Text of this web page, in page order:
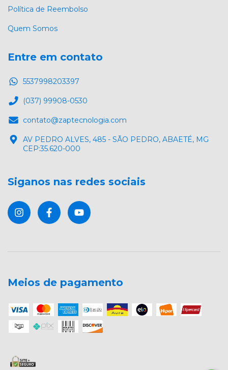
Política de Reembolso
Quem Somos
Entre em contato
5537998203397
(037) 99908-0530
contato@zaptecnologia.com
AV PEDRO ALVES, 485 - SÃO PEDRO, ABAETÉ, MG
CEP:35.620-000
Siganos nas redes sociais
Meios de pagamento